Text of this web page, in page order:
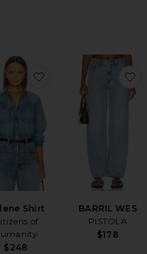
Trench Coat
Shirt
of
$248
favoritoSolene Shirt
BARRIL WES
PISTOLA
$178